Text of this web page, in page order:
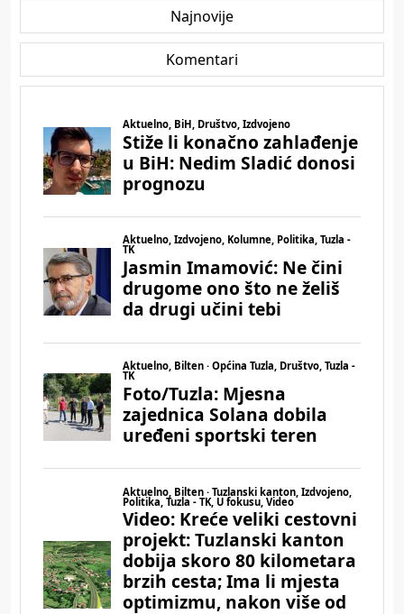
Najnovije
Komentari